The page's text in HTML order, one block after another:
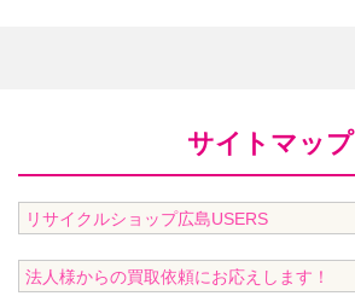
サイトマップ
リサイクルショップ広島USERS
法人様からの買取依頼にお応えします！